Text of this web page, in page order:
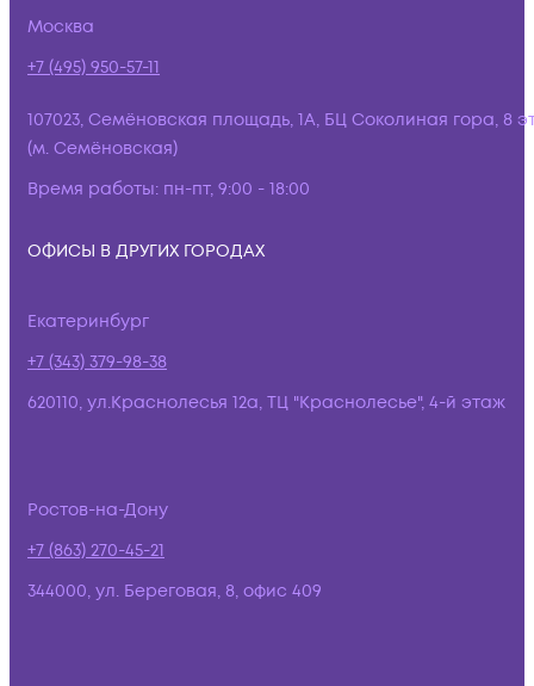
Москва
+7 (495) 950-57-11
107023, Семёновская площадь, 1А, БЦ Соколиная гора, 8
(м. Семёновская)
Время работы: пн-пт, 9:00 - 18:00
ОФИСЫ В ДРУГИХ ГОРОДАХ
Екатеринбург
+7 (343) 379-98-38
620110, ул.Краснолесья 12а, ТЦ "Краснолесье", 4-й этаж
Ростов-на-Дону
+7 (863) 270-45-21
344000, ул. Береговая, 8, офис 409